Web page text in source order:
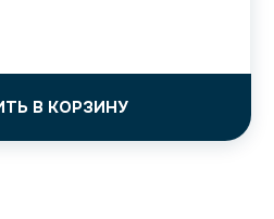
В КОРЗИНУ